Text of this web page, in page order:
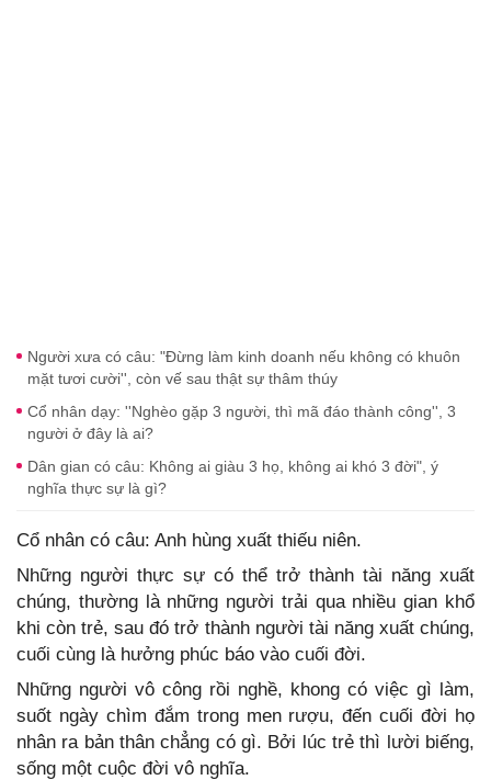
Người xưa có câu: "Đừng làm kinh doanh nếu không có khuôn
mặt tươi cười'', còn vế sau thật sự thâm thúy
Cổ nhân dạy: ''Nghèo gặp 3 người, thì mã đáo thành công'', 3
người ở đây là ai?
Dân gian có câu: Không ai giàu 3 họ, không ai khó 3 đời", ý
nghĩa thực sự là gì?
Cổ nhân có câu: Anh hùng xuất thiếu niên.
Những người thực sự có thể trở thành tài năng xuất
chúng, thường là những người trải qua nhiều gian khổ
khi còn trẻ, sau đó trở thành người tài năng xuất chúng,
cuối cùng là hưởng phúc báo vào cuối đời.
Những người vô công rồi nghề, khong có việc gì làm,
suốt ngày chìm đắm trong men rượu, đến cuối đời họ
nhân ra bản thân chẳng có gì. Bởi lúc trẻ thì lười biếng,
sống một cuộc đời vô nghĩa.